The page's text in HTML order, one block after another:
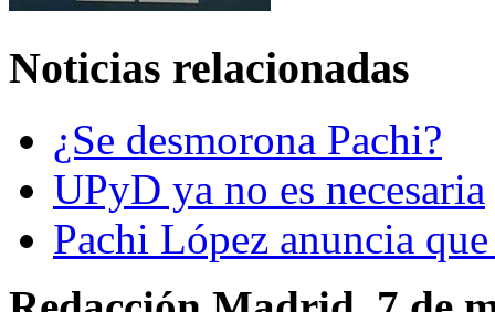
Noticias relacionadas
¿Se desmorona Pachi?
UPyD ya no es necesaria
Pachi López anuncia